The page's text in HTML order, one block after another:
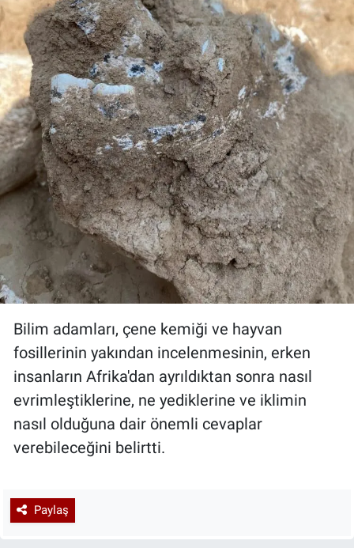
Bilim adamları, çene kemiği ve hayvan
fosillerinin yakından incelenmesinin, erken
insanların Afrika'dan ayrıldıktan sonra nasıl
evrimleştiklerine, ne yediklerine ve iklimin
nasıl olduğuna dair önemli cevaplar
verebileceğini belirtti.
Paylaş